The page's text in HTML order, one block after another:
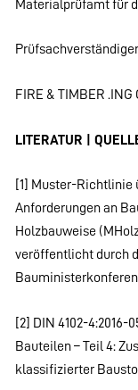
Materialprüfamt für
FIRE & TIMBER
LITERATUR |
[1] Muster-Richtlinie
Anforderungen an
Holzbauweise
veröffentlicht durch
[2] DIN 4102-
Bauteilen – Teil 4:
klassifizierter